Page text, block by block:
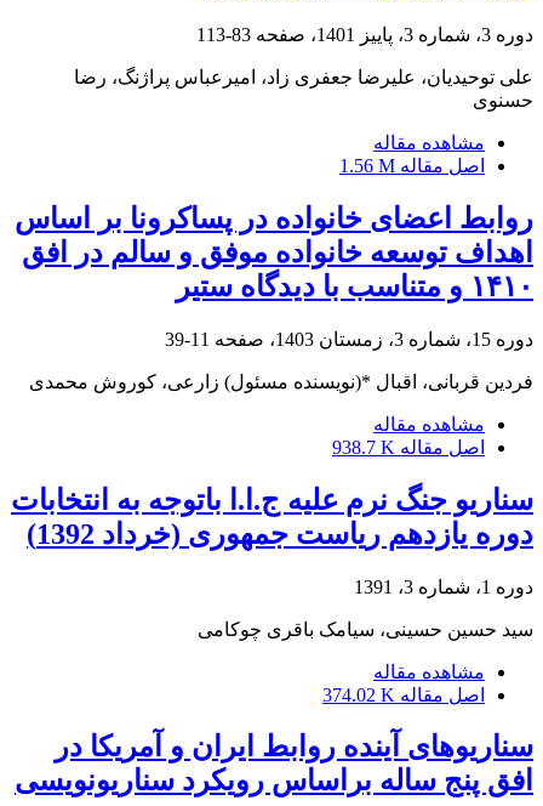
دوره 3، شماره 3، پاییز 1401، صفحه 83-113
علی توحیدیان، علیرضا جعفری زاد، امیرعباس پراژنگ، رضا
حسنوی
مشاهده مقاله
اصل مقاله 1.56 M
روابط اعضای خانواده در پساکرونا بر اساس
اهداف توسعه خانواده موفق و سالم در افق
۱۴۱۰ و متناسب با دیدگاه ستیر
دوره 15، شماره 3، زمستان 1403، صفحه 11-39
فردین قربانی، اقبال *(نویسنده مسئول) زارعی، کوروش محمدی
مشاهده مقاله
اصل مقاله 938.7 K
سناریو جنگ نرم علیه ج.ا.ا باتوجه به انتخابات
دوره یازدهم ریاست جمهوری (خرداد 1392)
دوره 1، شماره 3، 1391
سید حسین حسینی، سیامک باقری چوکامی
مشاهده مقاله
اصل مقاله 374.02 K
سناریوهای آینده روابط ایران و آمریکا در
افق پنج ساله براساس رویکرد سناریونویسی